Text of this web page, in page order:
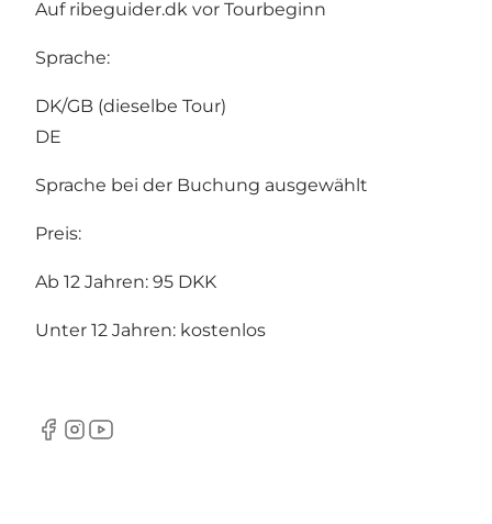
Auf ribeguider.dk vor Tourbeginn
Sprache:
DK/GB (dieselbe Tour)
DE
Sprache bei der Buchung ausgewählt
Preis:
Ab 12 Jahren: 95 DKK
Unter 12 Jahren: kostenlos
Facebook
Instagram
YouTube